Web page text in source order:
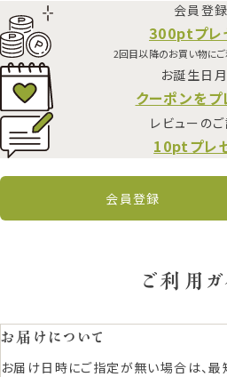
会員登
300ptプレ
2回目以降のお買い物に
お誕生日
クーポンをプ
レビューの
10ptプレ
会員登録
ご利用ガ
お届けについて
お届け日時にご指定が無い場合は、最